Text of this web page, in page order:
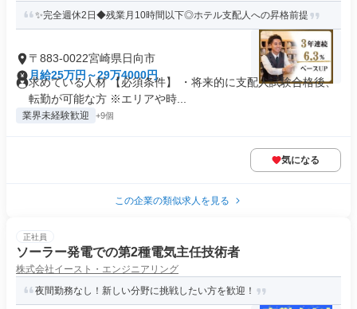
✨完全週休2日◆残業月10時間以下◎ホテル支配人への昇格前提
〒883-0022宮崎県日向市
月給25万円～29万4000円
求めている人材 【必須条件】 ・将来的に支配人試験合格後、
転勤が可能な方 ※エリアや時...
業界未経験歓迎 +9個
気になる
この企業の類似求人を見る
正社員
ソーラー発電での第2種電気主任技術者
株式会社イースト・エンジニアリング
夜間勤務なし！新しい分野に挑戦したい方を歓迎！